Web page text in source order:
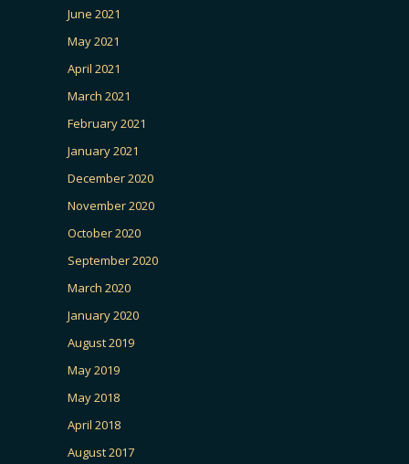
June 2021
May 2021
April 2021
March 2021
February 2021
January 2021
December 2020
November 2020
October 2020
September 2020
March 2020
January 2020
August 2019
May 2019
May 2018
April 2018
August 2017